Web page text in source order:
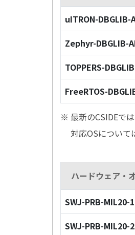
uITRON-DBGLIB-
Zephyr-DBGLIB-
TOPPERS-
FreeRTOS-
※ 最新のCSIDEで
対応OSについて
ハードウェア・
SWJ-PRB-MIL20-
SWJ-PRB-MIL20-